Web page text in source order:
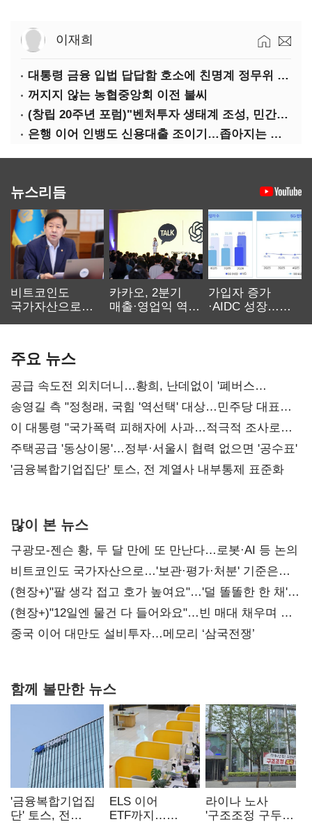
이재희
대통령 금융 입법 답답함 호소에 친명계 정무위 무더기 지원
꺼지지 않는 농협중앙회 이전 불씨
(창립 20주년 포럼)"벤처투자 생태계 조성, 민간자본이 주도해야"
은행 이어 인뱅도 신용대출 조이기…좁아지는 급전 창구
뉴스리듬
비트코인도
국가자산으로…'
카카오, 2분기
매출·영업익 역대
가입자 증가
·AIDC 성장…
주요 뉴스
공급 속도전 외치더니…황희, 난데없이 '폐버스
리모델링' 제안
송영길 측 "정청래, 국힘 '역선택' 대상…민주당 대표로
총선 지휘 못해"
이 대통령 "국가폭력 피해자에 사과…적극적 조사로
진실 밝혀야"
주택공급 '동상이몽'…정부·서울시 협력 없으면 '공수표'
'금융복합기업집단' 토스, 전 계열사 내부통제 표준화
많이 본 뉴스
구광모-젠슨 황, 두 달 만에 또 만난다…로봇·AI 등 논의
비트코인도 국가자산으로…'보관·평가·처분' 기준은
숙제
(현장+)"팔 생각 접고 호가 높여요"…'덜 똘똘한 한 채'
20억 키맞추기
(현장+)"12일엔 물건 다 들어와요"…빈 매대 채우며 문
연 홈플러스
중국 이어 대만도 설비투자…메모리 ‘삼국전쟁’
함께 볼만한 뉴스
'금융복합기업집
단' 토스, 전
ELS 이어
ETF까지…
라이나 노사
'구조조정 구두